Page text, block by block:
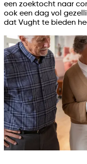
een zoektocht naar
ook een dag vol
dat Vught te bieden